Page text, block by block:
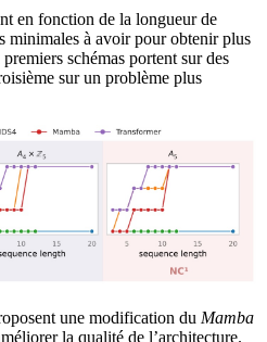
en fonction de la longueur de
minimales à avoir pour obtenir plus
schémas portent sur des
sur un problème plus
une modification du Mamba
la qualité de l’architecture.